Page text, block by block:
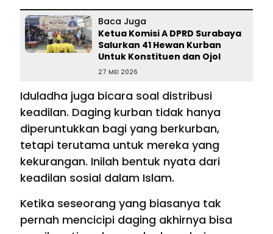
Baca Juga
Ketua Komisi A DPRD Surabaya
Salurkan 41 Hewan Kurban
Untuk Konstituen dan Ojol
27 MEI 2026
Iduladha juga bicara soal distribusi
keadilan. Daging kurban tidak hanya
diperuntukkan bagi yang berkurban,
tetapi terutama untuk mereka yang
kekurangan. Inilah bentuk nyata dari
keadilan sosial dalam Islam.
Ketika seseorang yang biasanya tak
pernah mencicipi daging akhirnya bisa